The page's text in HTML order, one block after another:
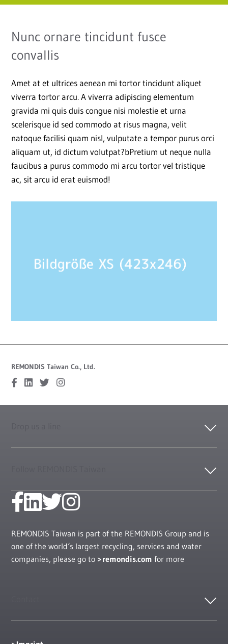
Nunc ornare tincidunt fusce
convallis
Amet at et ultrices aenean mi tortor tincidunt aliquet
viverra tortor arcu. A viverra adipiscing elementum
gravida mi quis duis congue nisi molestie et urna
scelerisque id sed commodo at risus magna, velit
natoque facilisi quam nisl, vulputate a tempor purus orci
aliquam ut, id dictum volutpat?bPretium ut neque nulla
faucibus a purus commodo mi arcu tortor vel tristique
ac, sit arcu id erat euismod!
REMONDIS Taiwan Co., Ltd.
REMONDIS Taiwan is part of the REMONDIS Group and is
one of the world‘s largest recycling, services and water
companies, please go to
remondis.com for more